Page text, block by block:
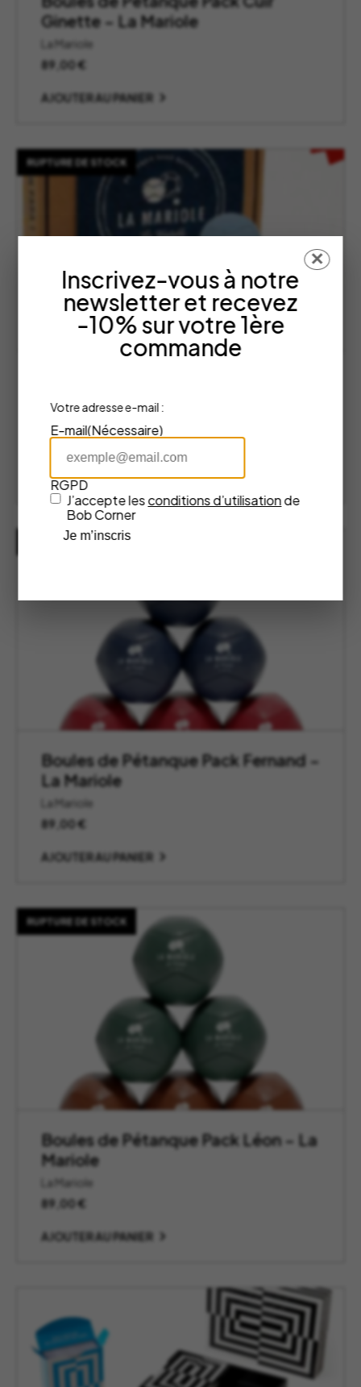
Ginette – La Mariole
La Mariole
89,00€
AJOUTER AU PANIER
RUPTURE DE STOCK
Mariole
La Mariole
99,00
AJOUTER AU PANIER
RUPTURE DE STOCK
Boules de Pétanque Pack Fernand –
La Mariole
La Mariole
89,00€
AJOUTER AU PANIER
RUPTURE DE STOCK
Boules de Pétanque Pack Léon – La
Mariole
La Mariole
89,00€
AJOUTER AU PANIER
Inscrivez-vous à notre
newsletter et recevez
-10% sur votre 1ère
commande
Votre adresse e-mail :
E-mail(Nécessaire)
RGPD
J’accepte lesconditions d’utilisationde
Bob Corner
Je m’inscris
✕